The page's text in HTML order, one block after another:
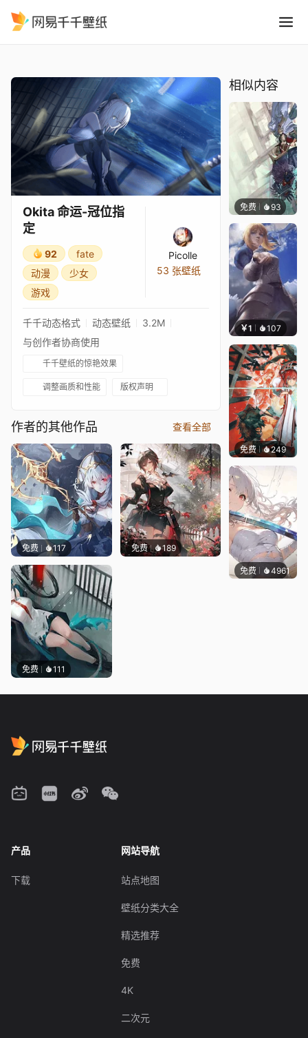
Okita 命运-冠位指
定
92
fate
动漫
少女
游戏
Picolle
53 张壁纸
千千动态格式 动态壁纸
3.2M
与创作者协商使用
千千壁纸的惊艳效果
调整画质和性能 版权声明
作者的其他作品 查看全部
免费 117 免费 189
免费 111
相似内容
免费 93 坤毛
￥1 107
免费 249坤毛
免费 4961
产品
下载
网站导航
站点地图
壁纸分类大全
精选推荐
免费
4K
二次元